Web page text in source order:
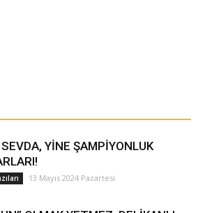
YİNE ŞAMPİYONLUK
13 Mayıs 2024 Pazartesi